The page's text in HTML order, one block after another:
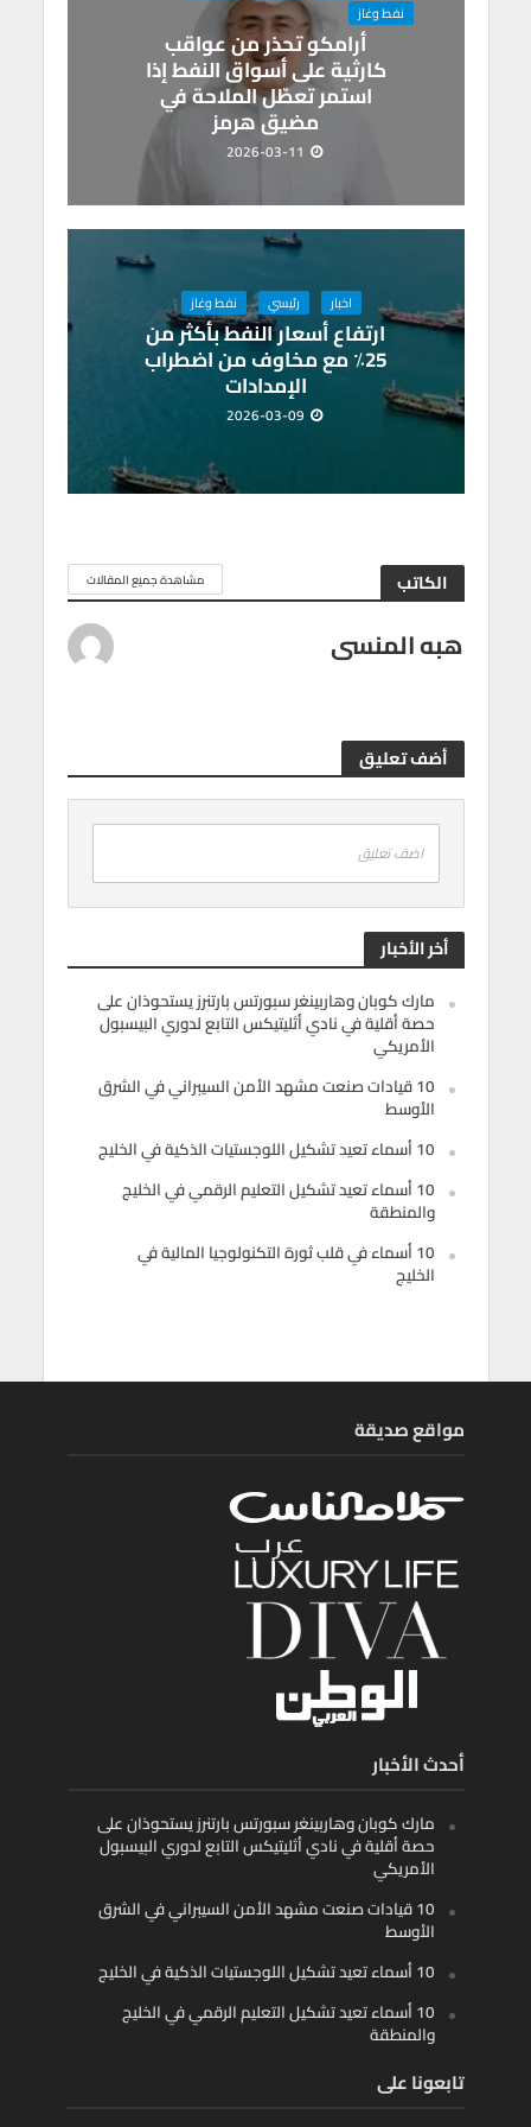
نفط وغاز
أرامكو تحذر من عواقب
كارثية على أسواق النفط إذا
استمر تعطّل الملاحة في
مضيق هرمز
2026-03-11
اخبار رئيسي نفط وغاز
ارتفاع أسعار النفط بأكثر من
25٪ مع مخاوف من اضطراب
الإمدادات
2026-03-09
الكاتب مشاهدة جميع المقالات
هبه المنسى
أضف تعليق
اضف تعليق
أخر الأخبار
مارك كوبان وهاربينغر سبورتس بارتنرز يستحوذان على
حصة أقلية في نادي أثليتيكس التابع لدوري البيسبول
الأمريكي
10 قيادات صنعت مشهد الأمن السيبراني في الشرق
الأوسط
10 أسماء تعيد تشكيل اللوجستيات الذكية في الخليج
10 أسماء تعيد تشكيل التعليم الرقمي في الخليج
والمنطقة
10 أسماء في قلب ثورة التكنولوجيا المالية في
الخليج
مواقع صديقة
أحدث الأخبار
مارك كوبان وهاربينغر سبورتس بارتنرز يستحوذان على
حصة أقلية في نادي أثليتيكس التابع لدوري البيسبول
الأمريكي
10 قيادات صنعت مشهد الأمن السيبراني في الشرق
الأوسط
10 أسماء تعيد تشكيل اللوجستيات الذكية في الخليج
10 أسماء تعيد تشكيل التعليم الرقمي في الخليج
والمنطقة
تابعونا على